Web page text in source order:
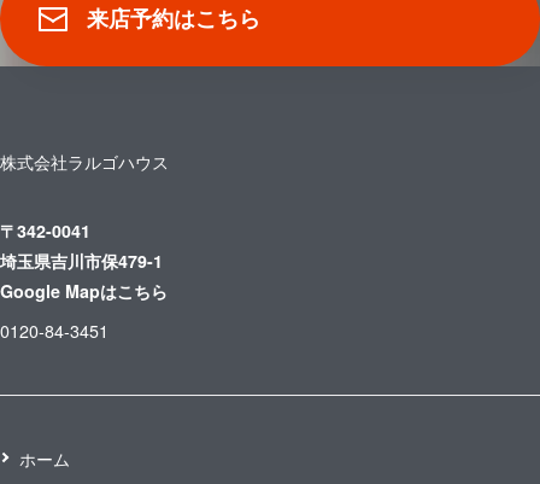
来店予約はこちら
株式会社ラルゴハウス
〒342-0041
埼玉県吉川市保479-1
Google Mapはこちら
0120-84-3451
ホーム